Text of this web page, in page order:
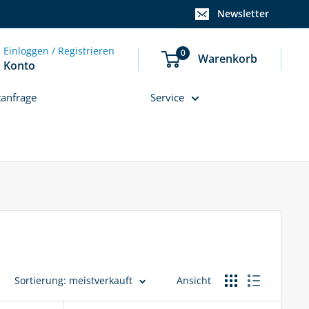
Newsletter
Einloggen / Registrieren
Konto
0 Warenkorb
Service
Sortierung: meistverkauft Ansicht